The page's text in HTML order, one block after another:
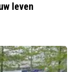
leven